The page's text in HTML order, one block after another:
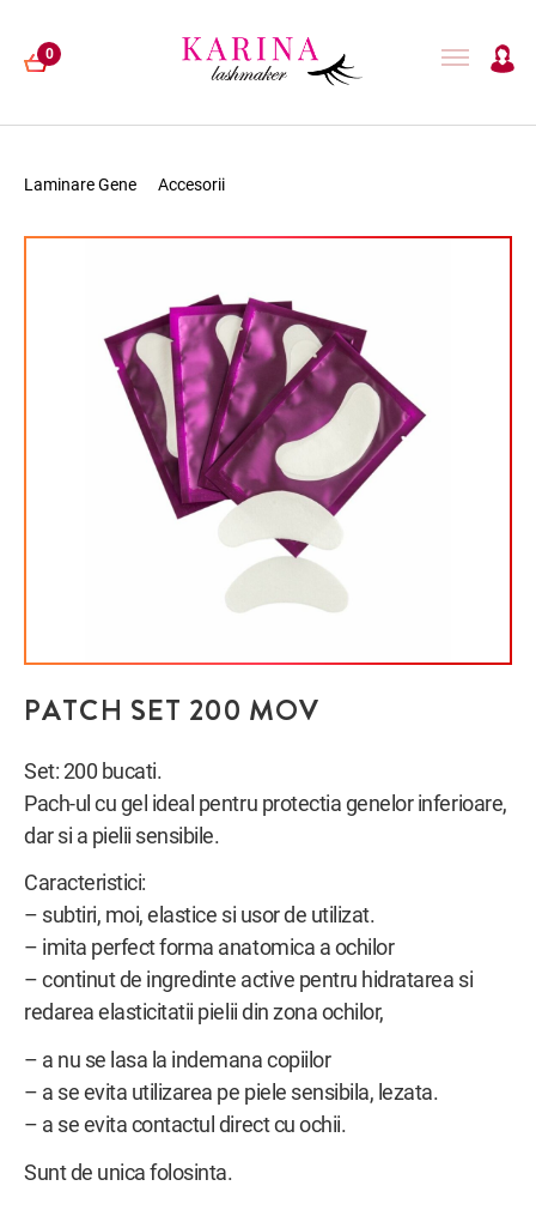
ACCESORII
0
Laminare Gene Accesorii
PATCH SET 200 MOV
Set: 200 bucati.
Pach-ul cu gel ideal pentru protectia genelor inferioare,
dar si a pielii sensibile.
Caracteristici:
– subtiri, moi, elastice si usor de utilizat.
– imita perfect forma anatomica a ochilor
– continut de ingredinte active pentru hidratarea si
redarea elasticitatii pielii din zona ochilor,
– a nu se lasa la indemana copiilor
– a se evita utilizarea pe piele sensibila, lezata.
– a se evita contactul direct cu ochii.
Sunt de unica folosinta.